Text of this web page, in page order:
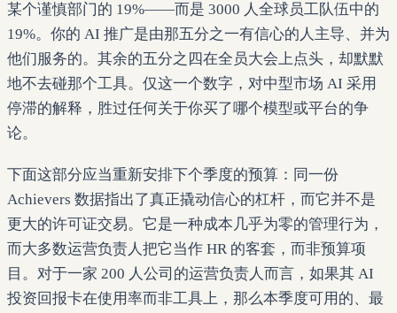
某个谨慎部门的 19%——而是 3000 人全球员工队伍中的
19%。你的 AI 推广是由那五分之一有信心的人主导、并为
他们服务的。其余的五分之四在全员大会上点头，却默默
地不去碰那个工具。仅这一个数字，对中型市场 AI 采用
停滞的解释，胜过任何关于你买了哪个模型或平台的争
论。
下面这部分应当重新安排下个季度的预算：同一份
Achievers 数据指出了真正撬动信心的杠杆，而它并不是
更大的许可证交易。它是一种成本几乎为零的管理行为，
而大多数运营负责人把它当作 HR 的客套，而非预算项
目。对于一家 200 人公司的运营负责人而言，如果其 AI
投资回报卡在使用率而非工具上，那么本季度可用的、最